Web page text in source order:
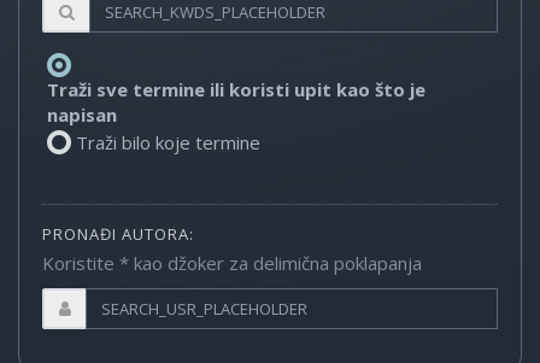
Traži sve termine ili koristi upit kao što je
napisan
Traži bilo koje termine
PRONAĐI AUTORA:
Koristite * kao džoker za delimična poklapanja